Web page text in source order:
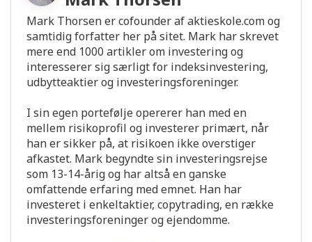
Mark Thorsen er cofounder af aktieskole.com og
samtidig forfatter her på sitet. Mark har skrevet
mere end 1000 artikler om investering og
interesserer sig særligt for indeksinvestering,
udbytteaktier og investeringsforeninger.
I sin egen portefølje opererer han med en
mellem risikoprofil og investerer primært, når
han er sikker på, at risikoen ikke overstiger
afkastet. Mark begyndte sin investeringsrejse
som 13-14-årig og har altså en ganske
omfattende erfaring med emnet. Han har
investeret i enkeltaktier, copytrading, en række
investeringsforeninger og ejendomme.